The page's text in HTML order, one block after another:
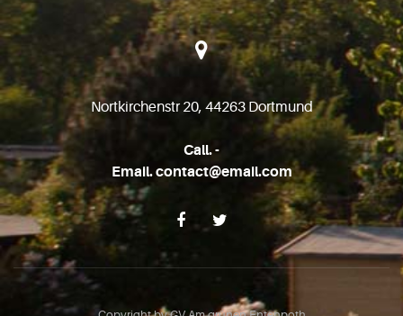
Nortkirchenstr 20, 44263 Dortmund
Call. -
Email. contact@email.com